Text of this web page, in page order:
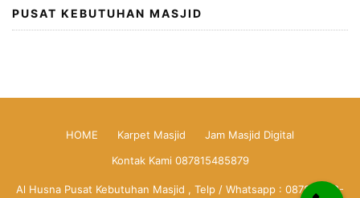
PUSAT KEBUTUHAN MASJID
HOME Karpet Masjid
Jam Masjid Digital
Kontak Kami 087815485879
Al Husna Pusat Kebutuhan Masjid , Telp / Whatsapp : 0878-1548-